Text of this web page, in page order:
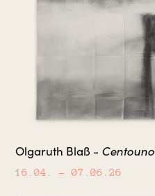
Olgaruth Blaß - Centouno
16.04. – 07.06.26